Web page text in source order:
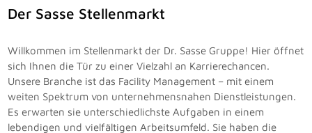
Der Sasse Stellenmarkt
Willkommen im Stellenmarkt der Dr. Sasse Gruppe! Hier öffnet
sich Ihnen die Tür zu einer Vielzahl an Karrierechancen.
Unsere Branche ist das Facility Management – mit einem
weiten Spektrum von unternehmensnahen Dienstleistungen.
Es erwarten sie unterschiedlichste Aufgaben in einem
lebendigen und vielfältigen Arbeitsumfeld. Sie haben die